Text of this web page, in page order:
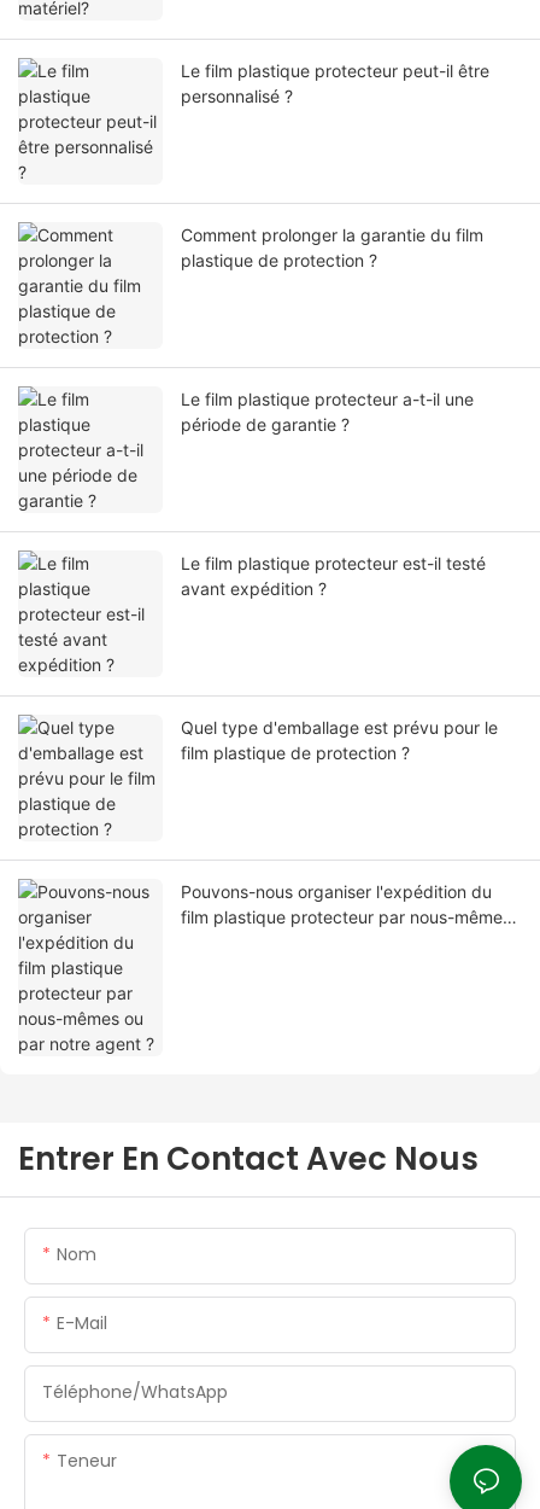
Le film plastique protecteur peut-il être
personnalisé ?
Comment prolonger la garantie du film
plastique de protection ?
Le film plastique protecteur a-t-il une
période de garantie ?
Le film plastique protecteur est-il testé
avant expédition ?
Quel type d'emballage est prévu pour le
film plastique de protection ?
Pouvons-nous organiser l'expédition du
film plastique protecteur par nous-mêmes
Entrer En Contact Avec Nous
Nom
E-Mail
Téléphone/WhatsApp
Teneur